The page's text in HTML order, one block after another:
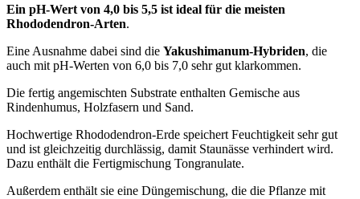
Ein pH-Wert von 4,0 bis 5,5 ist ideal für die meisten
Rhododendron-Arten.
Eine Ausnahme dabei sind die Yakushimanum-Hybriden, die
auch mit pH-Werten von 6,0 bis 7,0 sehr gut klarkommen.
Die fertig angemischten Substrate enthalten Gemische aus
Rindenhumus, Holzfasern und Sand.
Hochwertige Rhododendron-Erde speichert Feuchtigkeit sehr gut
und ist gleichzeitig durchlässig, damit Staunässe verhindert wird.
Dazu enthält die Fertigmischung Tongranulate.
Außerdem enthält sie eine Düngemischung, die die Pflanze mit